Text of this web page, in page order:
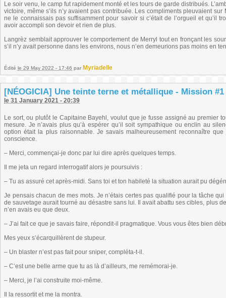
Le soir venu, le camp fut rapidement monté et les tours de garde distribués.
victoire, même s’ils n’y avaient pas contribuée. Les compliments pleuvaient
ne le connaissais pas suffisamment pour savoir si c’était de l’orgueil et qu’il
avoir accompli son devoir et rien de plus.
Langrèz semblait approuver le comportement de Merryl tout en fronçant les
s’il n’y avait personne dans les environs, nous n’en demeurions pas moins en
Édité le 29 May 2022 - 17:46 par Myriadelle
[NÉOGICIA] Une teinte terne et métallique - Mission
le 31 January 2021 - 20:39
Le sort, ou plutôt le Capitaine Bayehl, voulut que je fusse assigné au premier
mesure. Je n’avais plus qu’à espérer qu’il soit sympathique ou enclin au
option était la plus raisonnable. Je savais malheureusement reconnaître
conscience.
– Merci, commençai-je donc par lui dire après quelques temps.
Il me jeta un regard interrogatif alors je poursuivis :
– Tu as assuré cet après-midi. Sans toi et ton habileté la situation aurait pu
Je pensais chacun de mes mots. Je n’étais certes pas qualifié pour la tâche
de sauvetage aurait tourné au désastre sans lui. Il avait abattu ses cibles, plus
n’en avais eu que deux.
– J’ai fait ce que je savais faire, répondit-il pragmatique. Vous vous êtes bien
Mes yeux s’écarquillèrent de stupeur.
– Un blaster n’est pas fait pour sniper, compléta-t-il.
– C’est une belle arme que tu as là d’ailleurs, me remémorai-je.
– Merci, je l’ai construite moi-même.
Il la ressortit et me la montra.